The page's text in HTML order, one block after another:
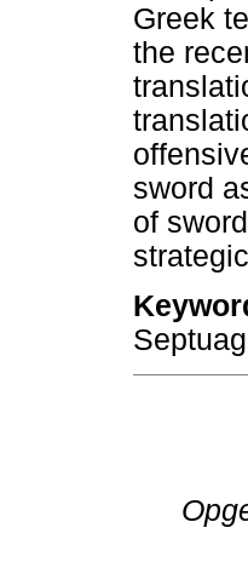
Greek
the
sword
of